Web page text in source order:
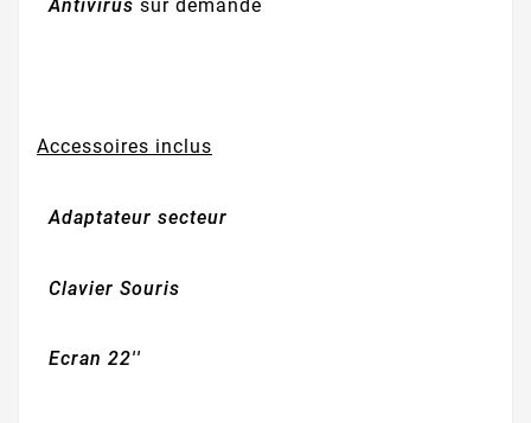
Antivirus sur demande
Accessoires inclus
Adaptateur secteur
Clavier Souris
Ecran 22''